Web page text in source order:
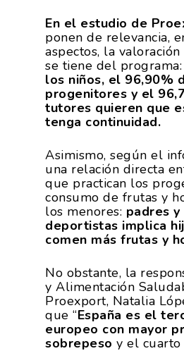
En el estudio de
ponen de relevancia,
aspectos, la
se tiene del programa:
los niños, el 96,90%
progenitores y el
tutores quieren que
tenga continuidad.
Asimismo, según el
una relación directa
que practican los
consumo de frutas y
los menores: padres
deportistas implica
comen más frutas y
No obstante, la
y Alimentación
Proexport, Natalia
que “España es el
europeo con mayor
sobrepeso y el cuarto